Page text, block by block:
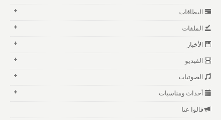
البطاقات
الملفات
الأخبار
الفيديو
الصوتيات
أحداث ومناسبات
قالوا عنا